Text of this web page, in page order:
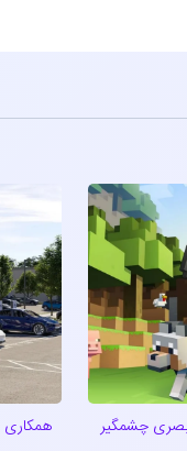
ارتقای بصری چشمگیر